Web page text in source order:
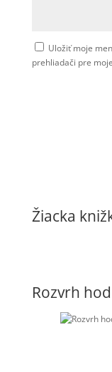
Uložiť moje
prehliadači pre
Žiacka
Rozvrh